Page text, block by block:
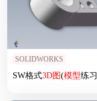
SOLIDWORKS
SW格式3D图(模型练习题)-012